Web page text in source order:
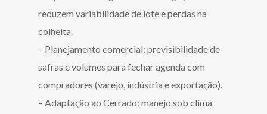
reduzem variabilidade de lote e perdas na
colheita.
– Planejamento comercial: previsibilidade de
safras e volumes para fechar agenda com
compradores (varejo, indústria e exportação).
– Adaptação ao Cerrado: manejo sob clima